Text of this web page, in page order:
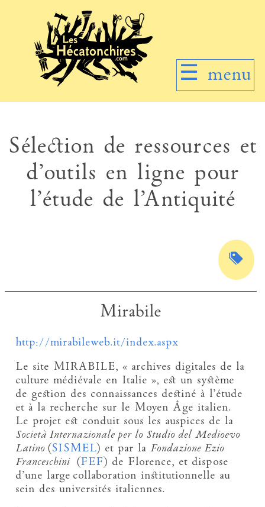
☰ menu
Sélection de ressources et
d’outils en ligne pour
l’étude de l’Antiquité
Mirabile
http://mirabileweb.it/index.aspx
Le site MIRABILE, « archives digitales de la
culture médiévale en Italie », est un système
de gestion des connaissances destiné à l’étude
et à la recherche sur le Moyen Âge italien.
Le projet est conduit sous les auspices de la
Società Internazionale per lo Studio del Medioevo
Latino (SISMEL) et par la Fondazione Ezio
Franceschini(FEF) de Florence, et dispose
d’une large collaboration institutionnelle au
sein des universités italiennes.